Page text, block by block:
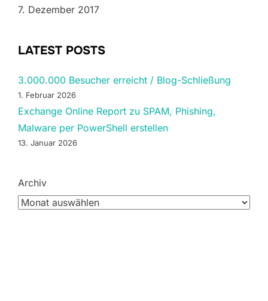
7. Dezember 2017
LATEST POSTS
3.000.000 Besucher erreicht / Blog-Schließung
1. Februar 2026
Exchange Online Report zu SPAM, Phishing,
Malware per PowerShell erstellen
13. Januar 2026
Archiv